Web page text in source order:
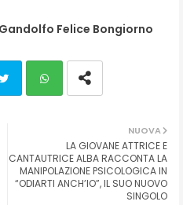
Gandolfo Felice Bongiorno
ap
NUOVA
LA GIOVANE ATTRICE E
CANTAUTRICE ALBA RACCONTA LA
MANIPOLAZIONE PSICOLOGICA IN
“ODIARTI ANCH’IO”, IL SUO NUOVO
SINGOLO